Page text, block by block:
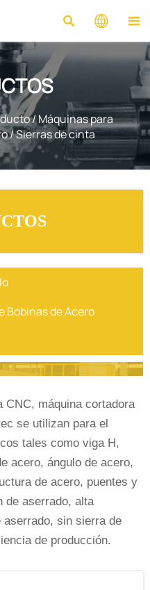
  
/Máquinas para
/Sierras de cinta
Bobinas de Acero
CNC, máquina cortadora
se utilizan para el
tales como viga H,
acero, ángulo de acero,
de acero, puentes y
de aserrado, alta
aserrado, sin sierra de
de producción.